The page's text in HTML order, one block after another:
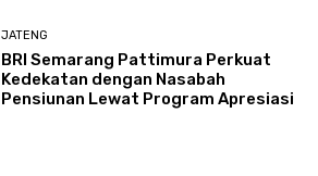
JATENG
BRI Semarang Pattimura Perkuat
Kedekatan dengan Nasabah
Pensiunan Lewat Program Apresiasi